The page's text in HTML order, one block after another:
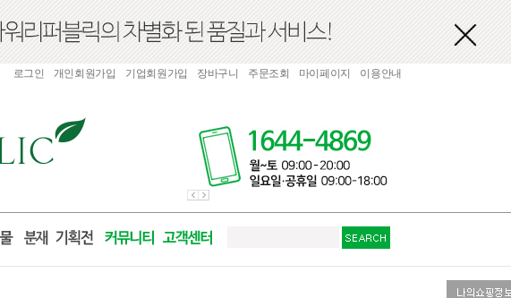
로그인 개인회원가입 기업회원가입 장바구니 주문조회 마이페이지 이용안내